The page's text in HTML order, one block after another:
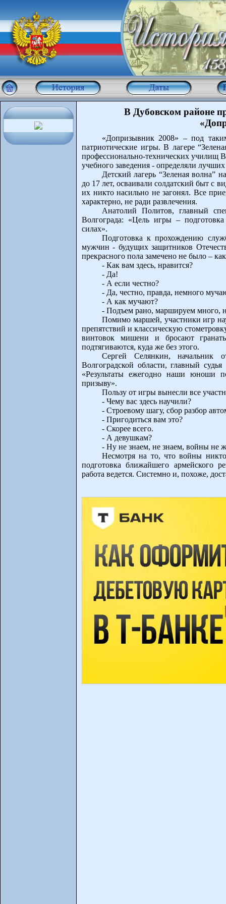
В Дубовском районе
«Допризывник 2008» – под
патриотические игры. В лагере
профессионально-технических училищ
учебного заведения - определяли
Детский лагерь “Зеленая волна”
до 17 лет, осваивали солдатский быт с
их никто насильно не загонял. Все
характерно, не ради развлечения.
Анатолий Политов, главный
Волгограда: «Цель игры –
силах».
Подготовка к прохождению
мужчин - будущих защитников
прекрасного пола замечено не было –
- Как вам здесь, нравится?
- Да!
- А если честно?
- Да, честно, правда, немного
- А как мучают?
- Подъем рано, маршируем много,
Помимо маршей, участники игр
препятствий и классическую
винтовок мишени и бросают
подтягиваются, куда же без этого.
Сергей Селянкин, начальник
Волгоградской области, главный
«Результаты ежегодно наши юноши
призыву».
Пользу от игры вынесли все
- Чему вас здесь научили?
- Строевому шагу, сбор разбор
- Пригодиться вам это?
- Скорее всего.
- А девушкам?
- Ну не знаем, не знаем, войны не
Несмотря на то, что войны
подготовка ближайшего армейского
работа ведется. Системно и, похоже,